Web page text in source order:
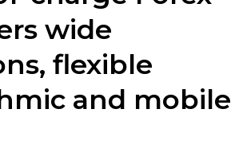
wide
flexible
and mobile